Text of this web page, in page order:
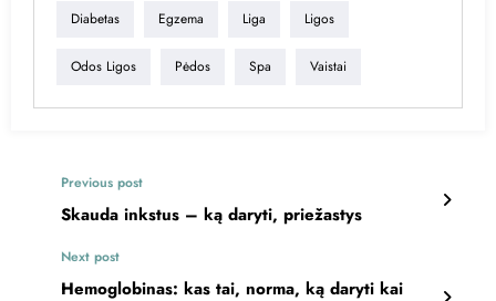
Diabetas Egzema Liga Ligos
Odos Ligos Pėdos Spa Vaistai
Previous post
Skauda inkstus – ką daryti, priežastys
Next post
Hemoglobinas: kas tai, norma, ką daryti kai